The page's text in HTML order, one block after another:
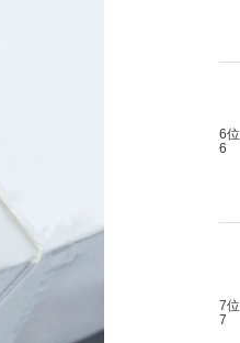
6位
6
7位
7